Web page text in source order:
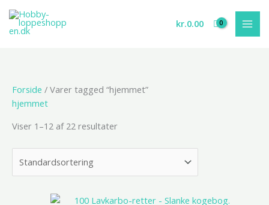
indholdet
kr.0.00
Forside / Varer tagged “hjemmet”
hjemmet
Viser 1–12 af 22 resultater